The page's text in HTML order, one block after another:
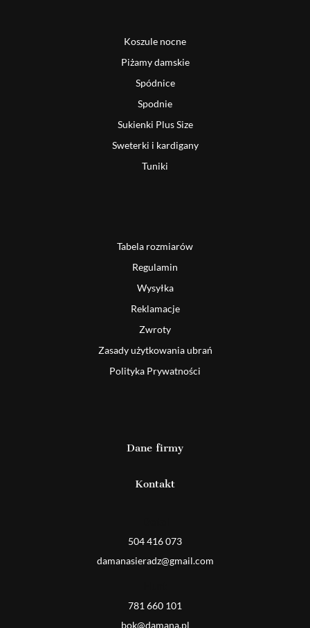
Koszule nocne
Piżamy damskie
Spódnice
Spodnie
Sukienki Plus Size
Sweterki i kardigany
Tuniki
Tabela rozmiarów
Regulamin
Wysyłka
Reklamacje
Zwroty
Zasady użytkowania ubrań
Polityka Prywatności
Dane firmy
Kontakt
504 416 073
damanasieradz@gmail.com
781 660 101
bok@damana.pl